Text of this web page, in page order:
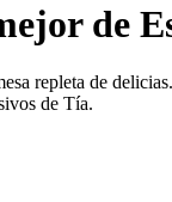
de
repleta de
de Tía.